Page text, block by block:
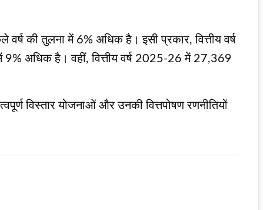
की तुलना में 6% अधिक है। इसी प्रकार, वित्तीय वर्ष
9% अधिक है। वहीं, वित्तीय वर्ष 2025-26 में 27,369
विस्तार योजनाओं और उनकी वित्तपोषण रणनीतियों